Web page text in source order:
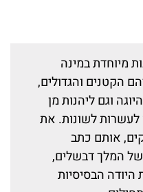
מיוחדת במינה
הקטנים והגדולים,
וגם ליהנות מן
לעשרות לשונות. את
אותם כתב
של המלך דבשלים,
הבסיסיות